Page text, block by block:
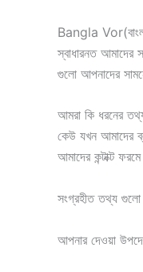
Bangla
স্বাধারনত আমাদের
গুলো আপনাদের
আমরা কি ধরনের
কেউ যখন আমাদের
আমাদের কন্টাক্ট
সংগ্রহীত তথ্য গুলো
আপনার দেওয়া